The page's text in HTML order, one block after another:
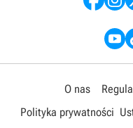
O nas
Polityka prywatności